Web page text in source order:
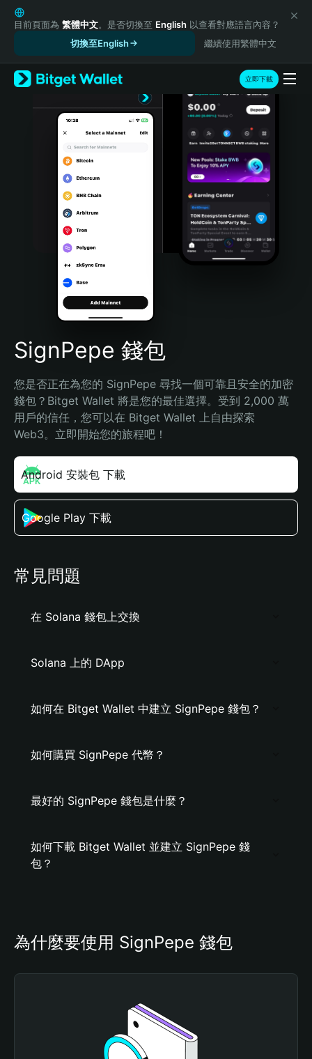
English
日本語
Русский
Español (Latinoamérica)
Türkçe
Português (Portugal)
Bahasa Indonesia
Português (Brasil)
Español (Argentina)
目前頁面為 繁體中文。是否切換至 English 以查看對應語言內容？
切換至English
繼續使用繁體中文
立即下載
SignPepe 錢包
您是否正在為您的 SignPepe 尋找一個可靠且安全的加密
錢包？Bitget Wallet 將是您的最佳選擇。受到 2,000 萬
用戶的信任，您可以在 Bitget Wallet 上自由探索
Web3。立即開始您的旅程吧！
Android 安裝包 下載
Google Play 下載
常見問題
在 Solana 錢包上交換
Solana 上的 DApp
如何在 Bitget Wallet 中建立 SignPepe 錢包？
如何購買 SignPepe 代幣？
最好的 SignPepe 錢包是什麼？
如何下載 Bitget Wallet 並建立 SignPepe 錢
包？
為什麼要使用 SignPepe 錢包